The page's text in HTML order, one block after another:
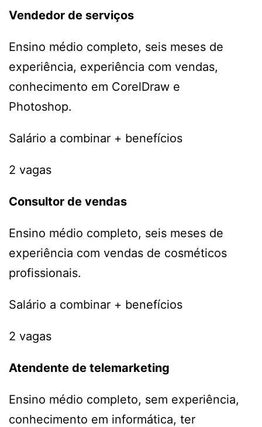
Vendedor de serviços
Ensino médio completo, seis meses de
experiência, experiência com vendas,
conhecimento em CorelDraw e
Photoshop.
Salário a combinar + benefícios
2 vagas
Consultor de vendas
Ensino médio completo, seis meses de
experiência com vendas de cosméticos
profissionais.
Salário a combinar + benefícios
2 vagas
Atendente de telemarketing
Ensino médio completo, sem experiência,
conhecimento em informática, ter